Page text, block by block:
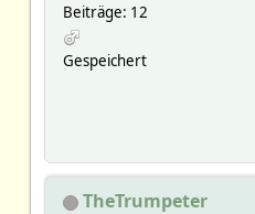
Beiträge: 12
Gespeichert
TheTrumpeter